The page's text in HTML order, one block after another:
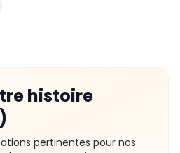
histoire
pertinentes pour nos